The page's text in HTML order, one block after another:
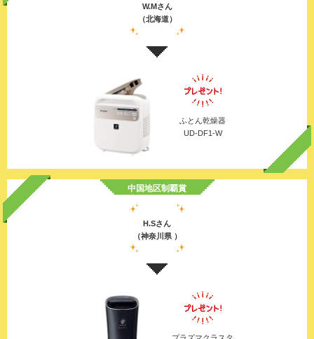
W.Mさん
（北海道）
ふとん乾燥器
UD-DF1-W
中国地区制覇賞
H.Sさん
（神奈川県 ）